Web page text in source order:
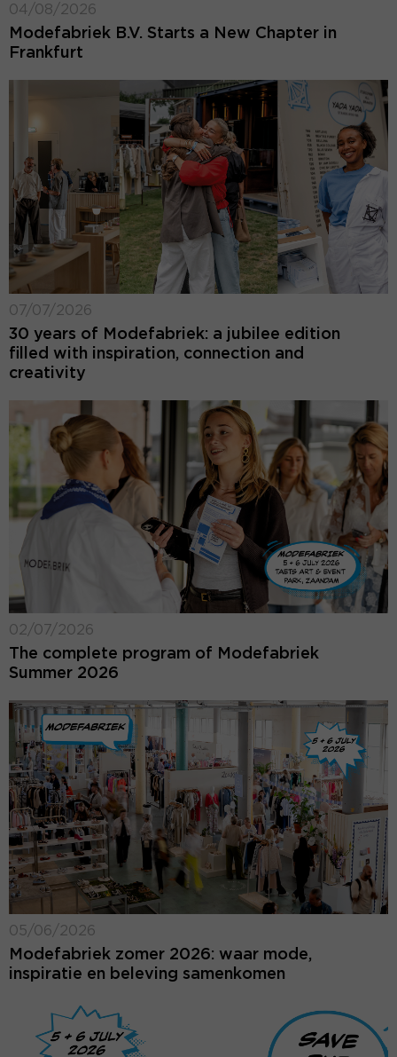
04/08/2026
Modefabriek B.V. Starts a New Chapter in
Frankfurt
07/07/2026
30 years of Modefabriek: a jubilee edition
filled with inspiration, connection and
creativity
02/07/2026
The complete program of Modefabriek
Summer 2026
05/06/2026
Modefabriek zomer 2026: waar mode,
inspiratie en beleving samenkomen